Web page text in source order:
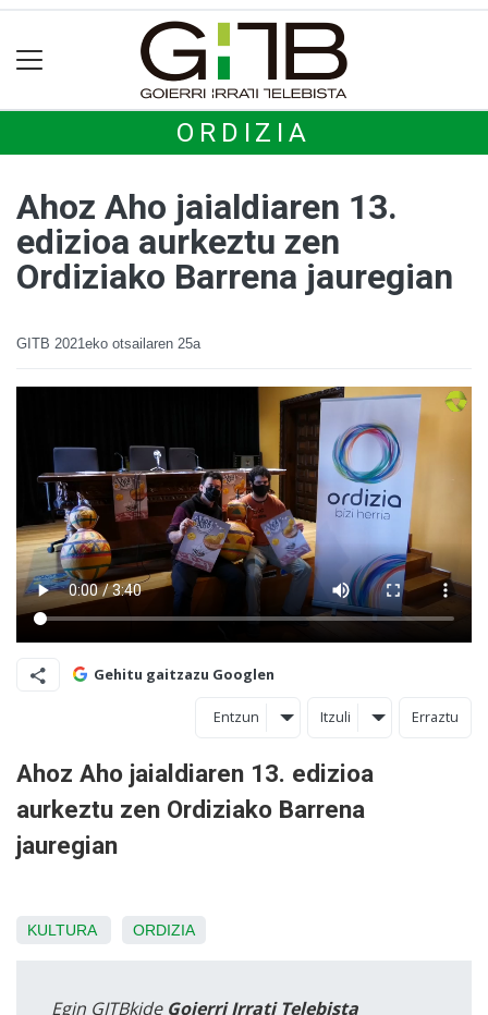
ORDIZIA
Ahoz Aho jaialdiaren 13.
edizioa aurkeztu zen
Ordiziako Barrena jauregian
GITB 2021eko otsailaren 25a
Gehitu gaitzazu Googlen
Entzun Itzuli Erraztu
Ahoz Aho jaialdiaren 13. edizioa
aurkeztu zen Ordiziako Barrena
jauregian
KULTURA ORDIZIA
Egin GITBkide Goierri Irrati Telebista